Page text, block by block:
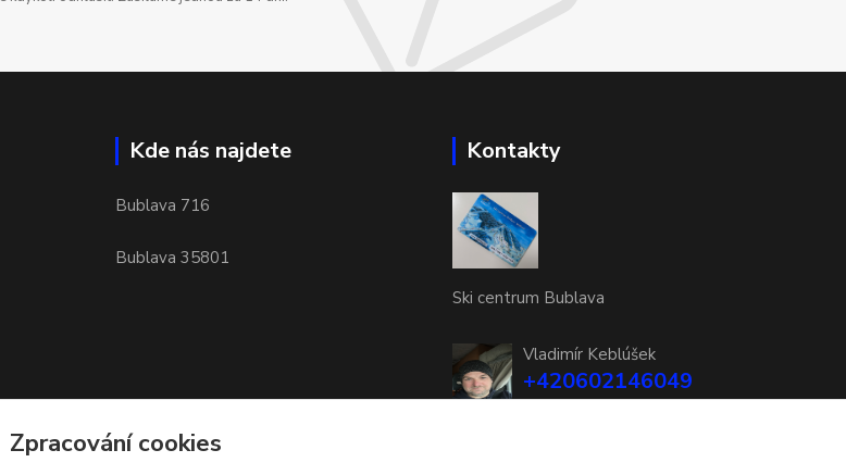
Kde nás najdete
Bublava 716
Bublava 35801
Kontakty
Ski centrum Bublava
Vladimír Keblúšek
+420602146049
Zpracování cookies